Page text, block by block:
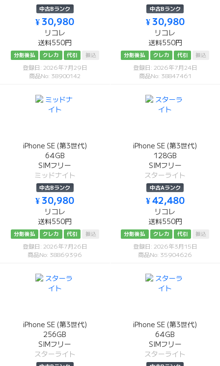
中古Bランク
¥ 30,980
リコレ
送料550円
分割後払 クレカ 代引 振込
登録日: 2026年7月29日
商品No: 38900142
中古Bランク
¥ 30,980
リコレ
送料550円
分割後払 クレカ 代引 振込
登録日: 2026年7月24日
商品No: 38847461
iPhone SE (第3世代)
64GB
SIMフリー
ミッドナイト
中古Bランク
¥ 30,980
リコレ
送料550円
分割後払 クレカ 代引 振込
登録日: 2026年7月26日
商品No: 38869396
iPhone SE (第3世代)
128GB
SIMフリー
スターライト
中古Aランク
¥ 42,480
リコレ
送料550円
分割後払 クレカ 代引 振込
登録日: 2026年3月15日
商品No: 35904626
iPhone SE (第3世代)
256GB
SIMフリー
スターライト
iPhone SE (第3世代)
64GB
SIMフリー
スターライト